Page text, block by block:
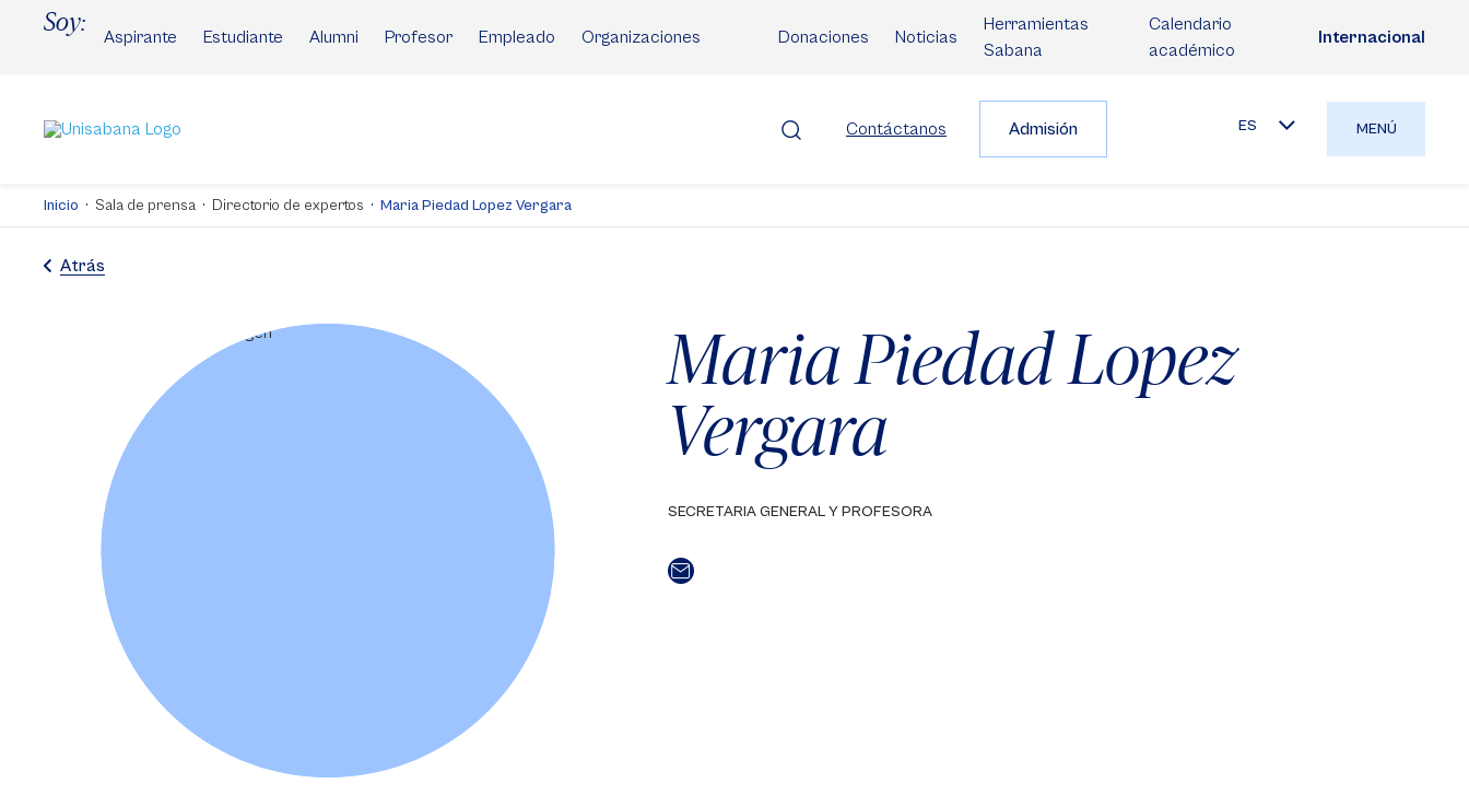
Soy:
Aspirante Estudiante Alumni Profesor Empleado Organizaciones Donaciones Noticias
Herramientas
Sabana
Calendario
académico
Internacional
Contáctanos Admisión ES MENÚ
Inicio Sala de prensa Directorio de expertos Maria Piedad Lopez Vergara
Atrás
Maria Piedad Lopez
Vergara
SECRETARIA GENERAL Y PROFESORA